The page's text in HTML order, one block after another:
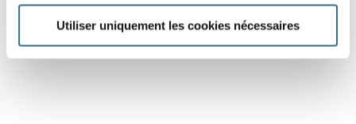
Utiliser uniquement les cookies nécessaires